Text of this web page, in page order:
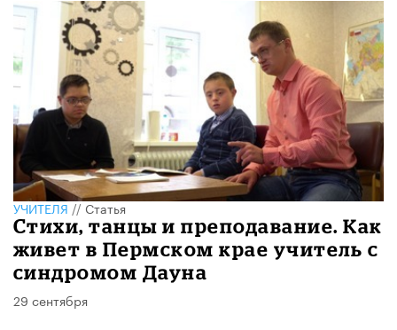
УЧИТЕЛЯ//Статья
Стихи, танцы и преподавание. Как
живет в Пермском крае учитель с
синдромом Дауна
29 сентября